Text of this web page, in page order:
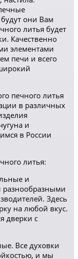
они Вам
литья будет
Качественно
элементами
печи и всего
печного литья
в различных
и
в России
литья:
и
разнообразными
Здесь
на любой вкус.
дверки с
Все духовки
и мы